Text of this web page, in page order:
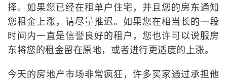
择。如果您已经在租单户住宅，并且您的房东通知
您租金上涨，请尽量推迟。如果您在相当长的一段
时间内一直是信誉良好的租户，您也许可以说服房
东将您的租金留在原地，或者进行更适度的上涨。
今天的房地产市场非常疯狂，许多买家通过承担他